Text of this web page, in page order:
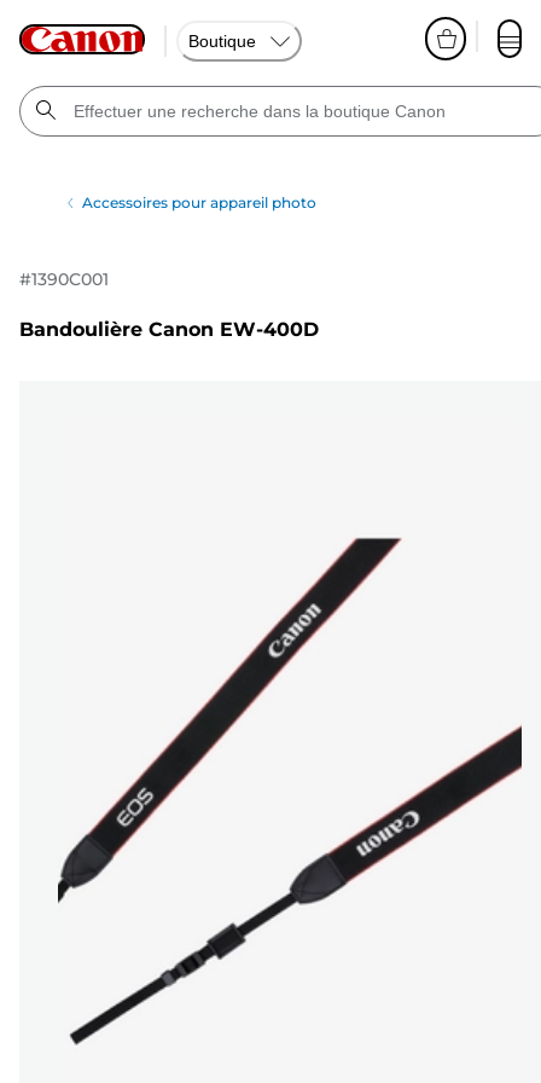
Boutique
Accessoires pour appareil photo
#1390C001
Bandoulière Canon EW-400D